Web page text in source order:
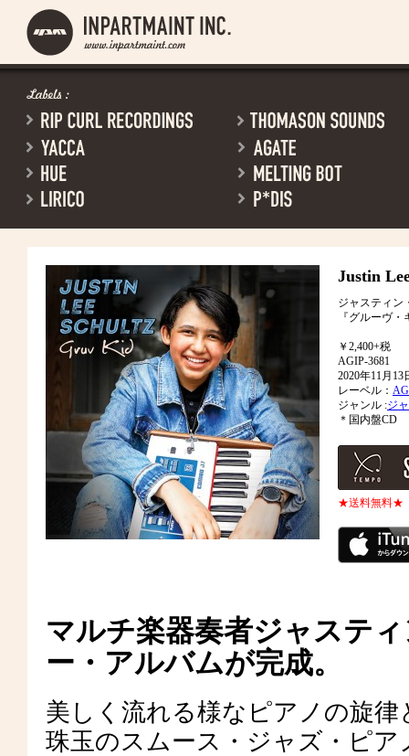
Justin
ジャスティン
『グルーヴ・
￥2,400+税
AGIP-3681
2020年11月13
レーベル：
ジャンル :ジ
＊国内盤CD
★送料無料★
マルチ楽器奏者ジャステ
ー・アルバムが完成。
美しく流れる様なピアノの旋
珠玉のスムース・ジャズ・ピ